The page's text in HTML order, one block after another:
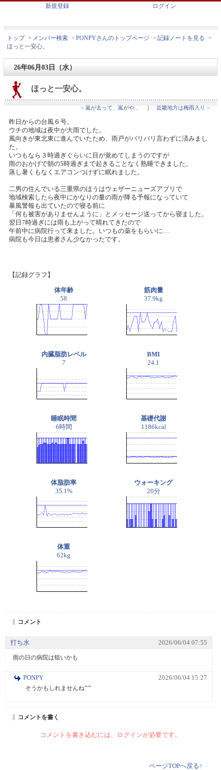
新規登録 ログイン
トップ > メンバー検索 > PONPYさんのトップページ > 記録ノートを見る >
ほっと一安心。
26年06月03日（水）
ほっと一安心。
< 嵐が去って、嵐がや... ｜ 近畿地方は梅雨入り >
昨日からの台風６号。
ウチの地域は夜中が大雨でした。
風向きが東北東に進んでいたため、雨戸がバリバリ言わずに済みまし
た。
いつもなら３時過ぎぐらいに目が覚めてしまうのですが
雨のおかげで朝の5時過ぎまで起きることなく熟睡できました。
蒸し暑くもなくエアコンつけずに眠れました。
二男の住んでいる三重県のほうはウェザーニューズアプリで
地域検索したら夜中にかなりの量の雨が降る予報になっていて
暴風警報も出ていたので寝る前に
「何も被害がありませんように」とメッセージ送ってから寝ました。
翌日7時過ぎには雨も上がって晴れてきたので
午前中に病院行って来ました。いつもの薬をもらいに…
病院も今日は患者さん少なかったです。
【記録グラフ】
体年齢
58
筋肉量
37.9kg
内臓脂肪レベル
7
BMI
24.1
睡眠時間
6時間
基礎代謝
1186kcal
体脂肪率
35.1%
ウォーキング
20分
体重
62kg
コメント
打ち水 2026/06/04 07:55
雨の日の病院は狙いかも
PONPY
2026/06/04 15:27
そうかもしれませんね^^
コメントを書く
コメントを書き込むには、ログインが必要です。
ページTOPへ戻る↑